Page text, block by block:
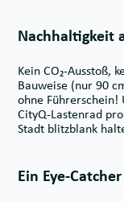
Nachhaltigkeit
Kein CO₂-Ausstoß,
Bauweise (nur 90
ohne Führerschein!
CityQ-Lastenrad
Stadt blitzblank
Ein Eye-